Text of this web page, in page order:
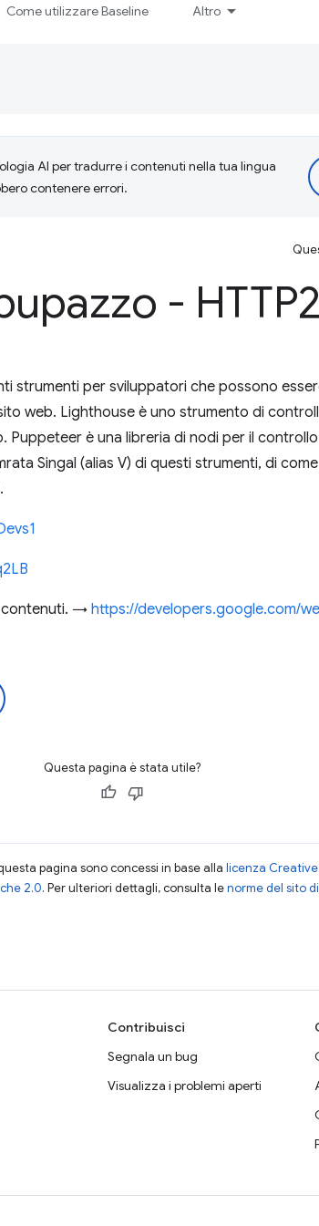
Come utilizzare Baseline Altro
AI per tradurre i contenuti nella tua lingua
contenere errori.
-
strumenti per sviluppatori che possono
web. Lighthouse è uno strumento di
Puppeteer è una libreria di nodi per il
Singal (alias V) di questi strumenti, di
contenuti. →https://developers.google.com/
Questa pagina è stata utile?
pagina sono concessi in base alla licenza
2.0. Per ulteriori dettagli, consulta lenorme del sito
Contribuisci
Segnala un bug
Visualizza i problemi aperti